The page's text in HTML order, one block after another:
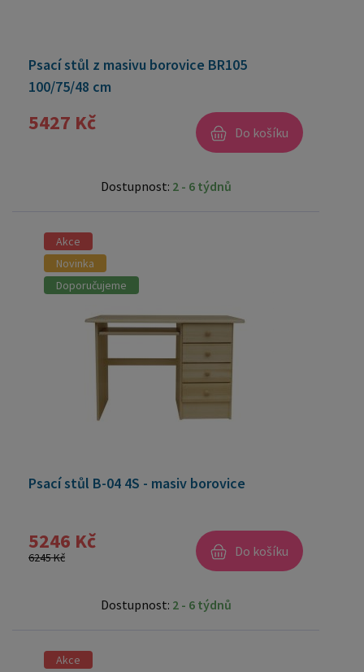
Psací stůl z masivu borovice BR105
100/75/48 cm
5427 Kč Do košíku
Dostupnost: 2 - 6 týdnů
Akce
Novinka
Doporučujeme
Psací stůl B-04 4S - masiv borovice
5246 Kč
6245 Kč Do košíku
Dostupnost: 2 - 6 týdnů
Akce